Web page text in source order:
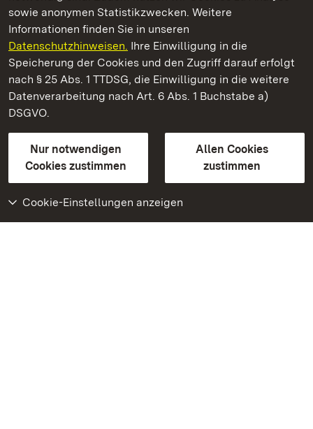
sowie anonymen Statistikzwecken. Weitere
Informationen finden Sie in unseren
Datenschutzhinweisen. Ihre Einwilligung in die
Speicherung der Cookies und den Zugriff darauf erfolgt
nach § 25 Abs. 1 TTDSG, die Einwilligung in die weitere
Datenverarbeitung nach Art. 6 Abs. 1 Buchstabe a)
DSGVO.
Nur notwendigen
Cookies zustimmen
Allen Cookies
zustimmen
Cookie-Einstellungen anzeigen
Kloster Maulbronn
Staatliche Schlösser und Gärten Baden-Württemberg
Kontakt
GebärdenspracheLeichte Sprache
Erklärung zur Barrierefreiheit
BITV-konform (geprüfte Seiten)
Weiteres